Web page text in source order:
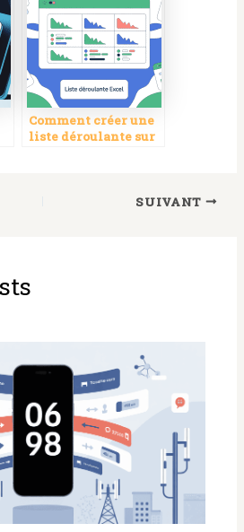
Comment créer une
liste déroulante sur
SUIVANT